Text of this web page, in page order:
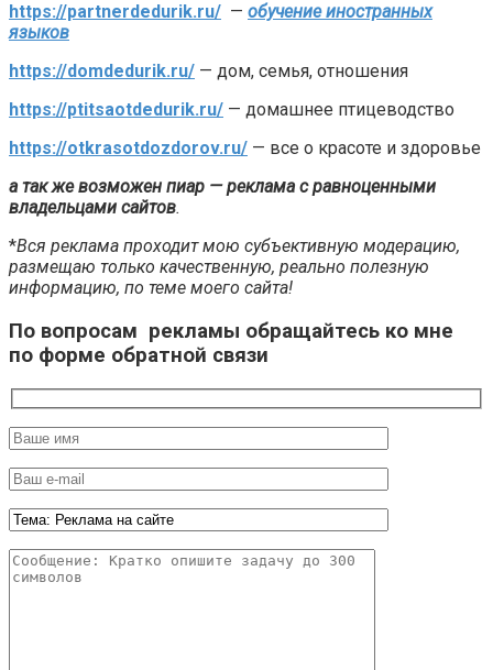
https://partnerdedurik.ru/ — обучение иностранных
языков
https://domdedurik.ru/ — дом, семья, отношения
https://ptitsaotdedurik.ru/ — домашнее птицеводство
https://otkrasotdozdorov.ru/ — все о красоте и здоровье
а так же возможен пиар — реклама с равноценными
владельцами сайтов.
*Вся реклама проходит мою субъективную модерацию,
размещаю только качественную, реально полезную
информацию, по теме моего сайта!
По вопросам рекламы обращайтесь ко мне
по форме обратной связи